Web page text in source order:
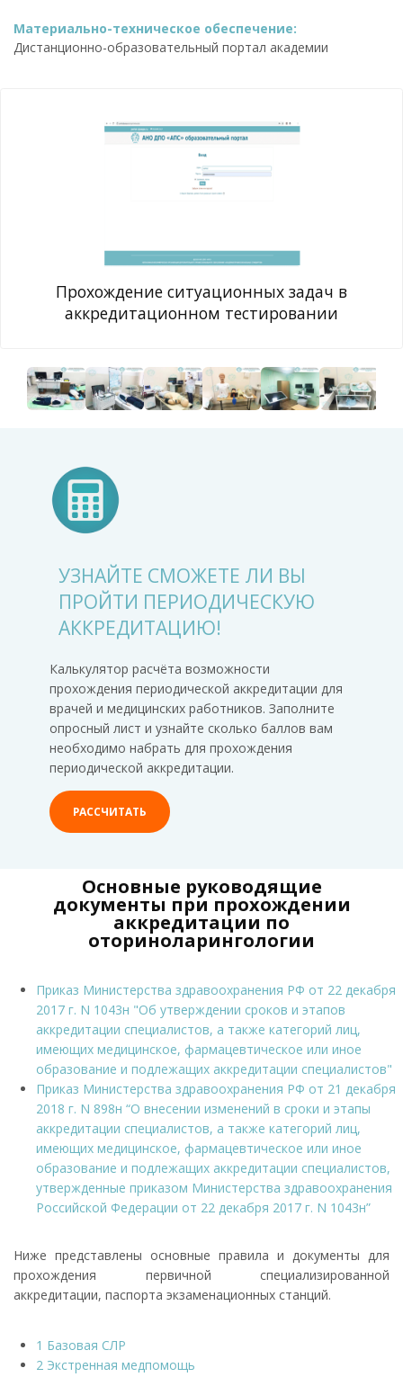
Материально-техническое обеспечение:
Дистанционно-образовательный портал академии
Прохождение ситуационных задач в
аккредитационном тестировании
УЗНАЙТЕ СМОЖЕТЕ ЛИ ВЫ
ПРОЙТИ ПЕРИОДИЧЕСКУЮ
АККРЕДИТАЦИЮ!
Калькулятор расчёта возможности
прохождения периодической аккредитации для
врачей и медицинских работников. Заполните
опросный лист и узнайте сколько баллов вам
необходимо набрать для прохождения
периодической аккредитации.
РАССЧИТАТЬ
Основные руководящие
документы при прохождении
аккредитации по
оториноларингологии
Приказ Министерства здравоохранения РФ от 22 декабря
2017 г. N 1043н "Об утверждении сроков и этапов
аккредитации специалистов, а также категорий лиц,
имеющих медицинское, фармацевтическое или иное
образование и подлежащих аккредитации специалистов"
Приказ Министерства здравоохранения РФ от 21 декабря
2018 г. N 898н “О внесении изменений в сроки и этапы
аккредитации специалистов, а также категорий лиц,
имеющих медицинское, фармацевтическое или иное
образование и подлежащих аккредитации специалистов,
утвержденные приказом Министерства здравоохранения
Российской Федерации от 22 декабря 2017 г. N 1043н”
Ниже представлены основные правила и документы для
прохождения первичной специализированной
аккредитации, паспорта экзаменационных станций.
1 Базовая СЛР
2 Экстренная медпомощь